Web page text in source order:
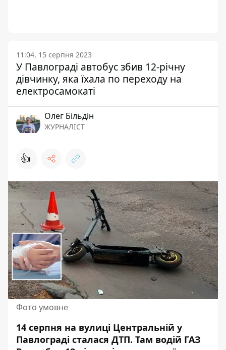
11:04, 15 серпня 2023
У Павлограді автобус збив 12-річну
дівчинку, яка їхала по переходу на
електросамокаті
Олег Більдін
ЖУРНАЛІСТ
👍
Фото умовне
14 серпня на вулиці Центральній у
Павлограді сталася ДТП. Там водій ГАЗ